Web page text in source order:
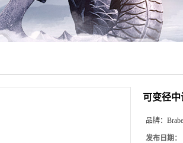
可变径中
品牌：
发布日期：